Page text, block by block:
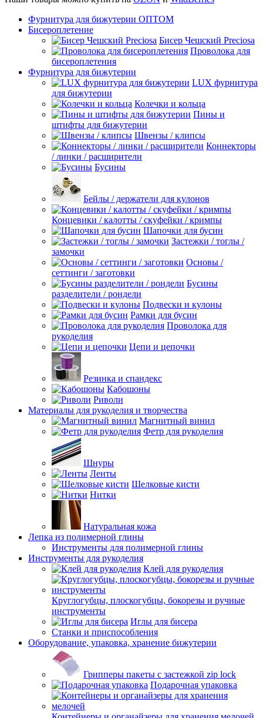
Фурнитура для бижутерии ОПТОМ
Бисероплетение
Бисер Чешский Preciosa
Проволока для
бисероплетения
Фурнитура для бижутерии
LUX фурнитура
для бижутерии
Колечки и кольца
Пины и
штифты для бижутерии
Швензы / клипсы
Коннекторы
/ линки / расширители
Бусины
Бейлы / держатели для кулонов
Концевики / калотты / скуфейки / кримпы
Шапочки для бусин
Застежки / тоглы /
замочки
Основы /
сеттинги / заготовки
Бусины
разделители / рондели
Подвески и кулоны
Рамки для бусин
Проволока для
рукоделия
Цепи и цепочки
Резинка и спандекс
Кабошоны
Риволи
Материалы для рукоделия и творчества
Магнитный винил
Фетр для рукоделия
Шнуры
Ленты
Шелковые кисти
Нитки
Натуральная кожа
Лепка из полимерной глины
Инструменты для полимерной глины
Инструменты для рукоделия
Клей для рукоделия
Круглогубцы, плоскогубцы, бокорезы и ручные
инструменты
Иглы для бисера
Станки и приспособления
Оборудование, упаковка, хранение бижутерии
Грипперы пакеты с застежкой zip lock
Подарочная упаковка